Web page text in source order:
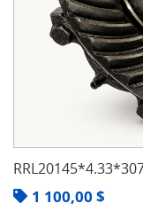
1 100,00 $